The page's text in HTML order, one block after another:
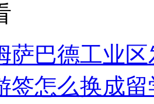
萨巴德工业
签怎么换成留